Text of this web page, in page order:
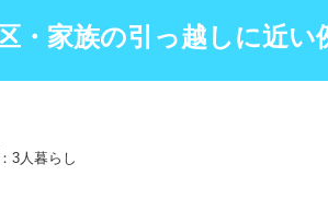
・家族の引っ越しに近い
3人暮らし